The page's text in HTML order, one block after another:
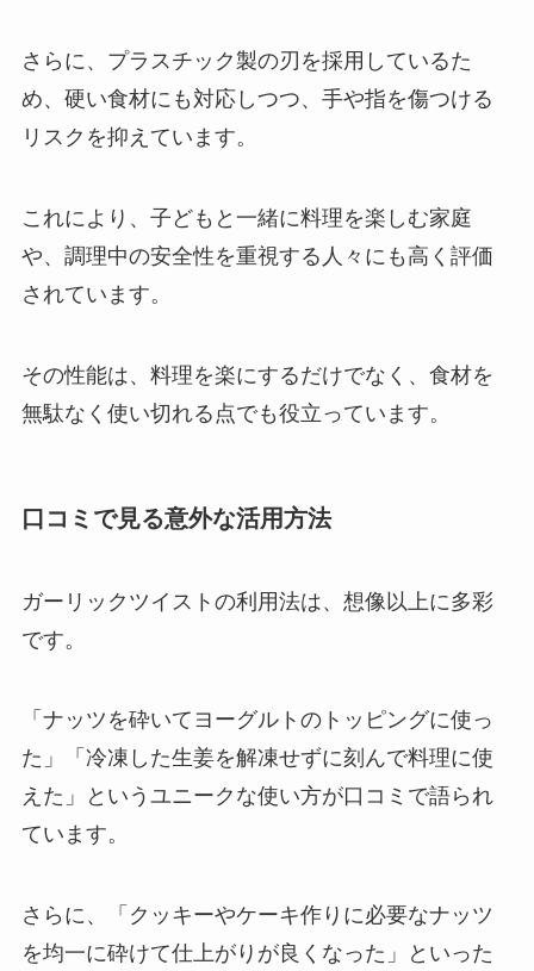
さらに、プラスチック製の刃を採用しているた
め、硬い食材にも対応しつつ、手や指を傷つける
リスクを抑えています。
これにより、子どもと一緒に料理を楽しむ家庭
や、調理中の安全性を重視する人々にも高く評価
されています。
その性能は、料理を楽にするだけでなく、食材を
無駄なく使い切れる点でも役立っています。
口コミで見る意外な活用方法
ガーリックツイストの利用法は、想像以上に多彩
です。
「ナッツを砕いてヨーグルトのトッピングに使っ
た」「冷凍した生姜を解凍せずに刻んで料理に使
えた」というユニークな使い方が口コミで語られ
ています。
さらに、「クッキーやケーキ作りに必要なナッツ
を均一に砕けて仕上がりが良くなった」といった